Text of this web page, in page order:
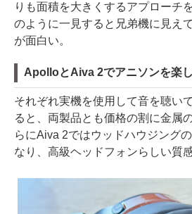
りも面積を大きくするアプローチ
のように一見すると兄弟機に見え
が面白い。
ApolloとAiva 2でアニソンを楽
それぞれ実機を使用して音を聴い
ると、両製品とも価格の割に金属
らにAiva 2ではウッドハウジング
なり、高級ヘッドフォンらしい質